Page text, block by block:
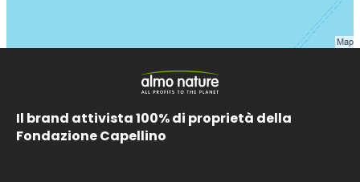
Il brand attivista 100% di proprietà della
Fondazione Capellino